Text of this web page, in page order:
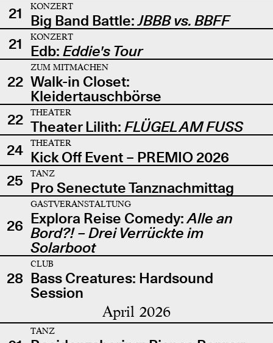
21
KONZERT
Big Band Battle:JBBB vs. BBFF
21
KONZERT
Edb: Eddie's Tour
22
ZUM MITMACHEN
Walk-in Closet:
Kleidertauschbörse
22
THEATER
Theater Lilith: FLÜGEL AM FUSS
24
THEATER
Kick Off Event – PREMIO 2026
25
TANZ
Pro Senectute Tanznachmittag
26
GASTVERANSTALTUNG
Explora Reise Comedy:Alle an
Bord?! – Drei Verrückte im
Solarboot
28
CLUB
Bass Creatures: Hardsound
Session
April 2026
TANZ